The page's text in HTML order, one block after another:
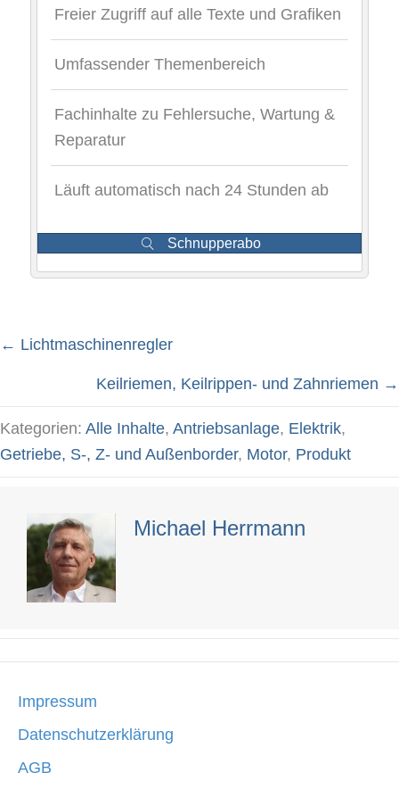
Freier Zugriff auf alle Texte und Grafiken
Umfassender Themenbereich
Fachinhalte zu Fehlersuche, Wartung &
Reparatur
Läuft automatisch nach 24 Stunden ab
Schnupperabo
Posts
navigation
← Lichtmaschinenregler
Keilriemen, Keilrippen- und Zahnriemen →
Kategorien: Alle Inhalte, Antriebsanlage, Elektrik,
Getriebe, S-, Z- und Außenborder, Motor, Produkt
Michael Herrmann
Impressum
Datenschutzerklärung
AGB